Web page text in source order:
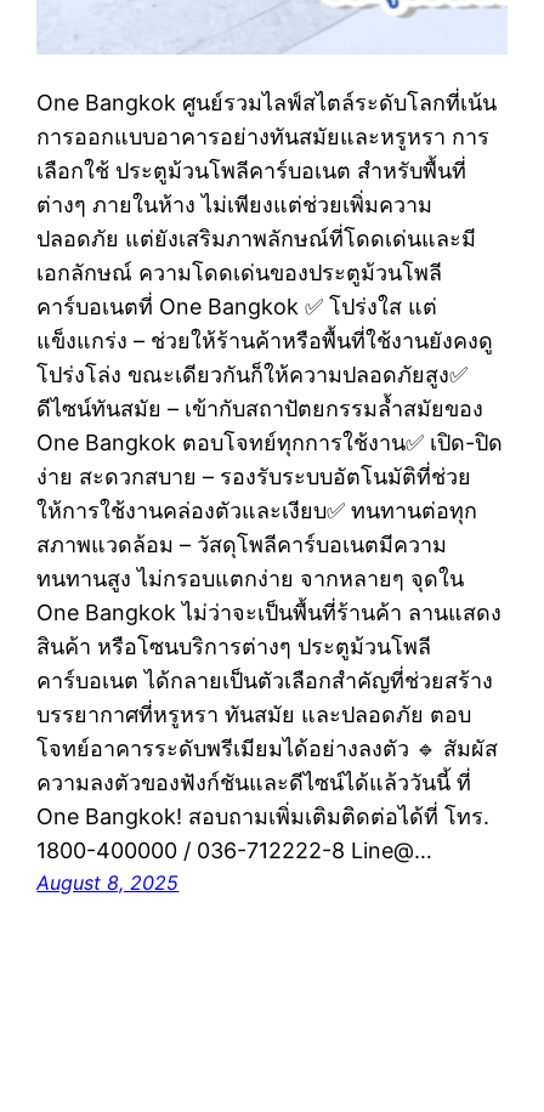
One Bangkok ศูนย์รวมไลฟ์สไตล์ระดับโลกที่เน้น
การออกแบบอาคารอย่างทันสมัยและหรูหรา การ
เลือกใช้ ประตูม้วนโพลีคาร์บอเนต สำหรับพื้นที่
ต่างๆ ภายในห้าง ไม่เพียงแต่ช่วยเพิ่มความ
ปลอดภัย แต่ยังเสริมภาพลักษณ์ที่โดดเด่นและมี
เอกลักษณ์ ความโดดเด่นของประตูม้วนโพลี
คาร์บอเนตที่ One Bangkok ✅ โปร่งใส แต่
แข็งแกร่ง – ช่วยให้ร้านค้าหรือพื้นที่ใช้งานยังคงดู
โปร่งโล่ง ขณะเดียวกันก็ให้ความปลอดภัยสูง✅
ดีไซน์ทันสมัย – เข้ากับสถาปัตยกรรมล้ำสมัยของ
One Bangkok ตอบโจทย์ทุกการใช้งาน✅ เปิด-ปิด
ง่าย สะดวกสบาย – รองรับระบบอัตโนมัติที่ช่วย
ให้การใช้งานคล่องตัวและเงียบ✅ ทนทานต่อทุก
สภาพแวดล้อม – วัสดุโพลีคาร์บอเนตมีความ
ทนทานสูง ไม่กรอบแตกง่าย จากหลายๆ จุดใน
One Bangkok ไม่ว่าจะเป็นพื้นที่ร้านค้า ลานแสดง
สินค้า หรือโซนบริการต่างๆ ประตูม้วนโพลี
คาร์บอเนต ได้กลายเป็นตัวเลือกสำคัญที่ช่วยสร้าง
บรรยากาศที่หรูหรา ทันสมัย และปลอดภัย ตอบ
โจทย์อาคารระดับพรีเมียมได้อย่างลงตัว 🔹 สัมผัส
ความลงตัวของฟังก์ชันและดีไซน์ได้แล้ววันนี้ ที่
One Bangkok! สอบถามเพิ่มเติมติดต่อได้ที่ โทร.
1800-400000 / 036-712222-8 Line@…
August 8, 2025